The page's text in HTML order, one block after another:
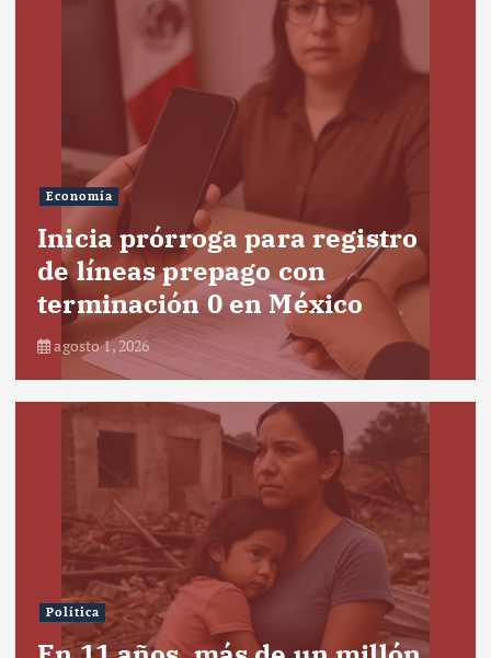
Economía
Inicia prórroga para registro
de líneas prepago con
terminación 0 en México
agosto 1, 2026
Política